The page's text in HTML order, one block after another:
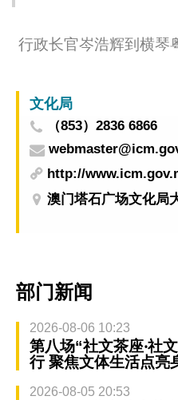
行政长官岑浩辉到横琴
文化局
（853）2836 6866
http://
澳门塔石广场文化局
部门新闻
2026-08-06 10:23
第八场“社文茶座‧社
行 聚焦文体生活点
2026-08-05 20:53